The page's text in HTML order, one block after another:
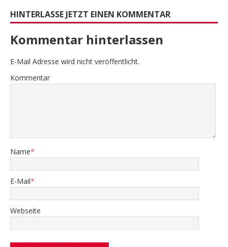
HINTERLASSE JETZT EINEN KOMMENTAR
Kommentar hinterlassen
E-Mail Adresse wird nicht veröffentlicht.
Kommentar
Name*
E-Mail*
Webseite